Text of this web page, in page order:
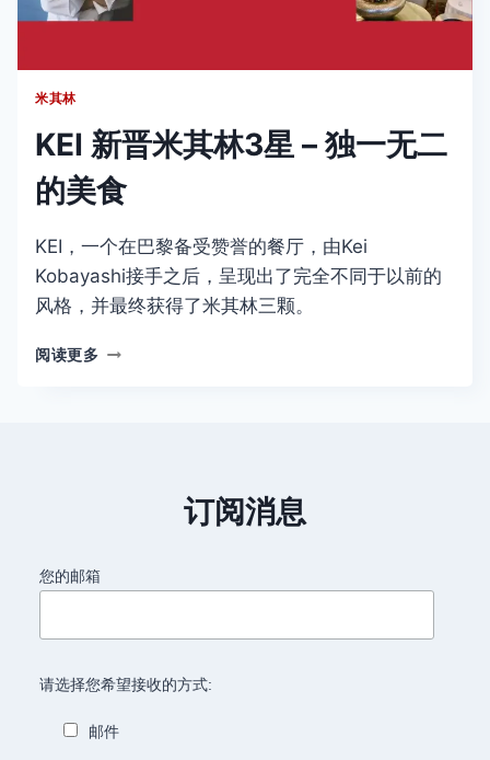
米其林
KEI 新晋米其林3星 – 独一无二
的美食
KEI，一个在巴黎备受赞誉的餐厅，由Kei
Kobayashi接手之后，呈现出了完全不同于以前的
风格，并最终获得了米其林三颗。
阅读更多 KEI
一
食
订阅消息
您的邮箱
请选择您希望接收的方式:
邮件